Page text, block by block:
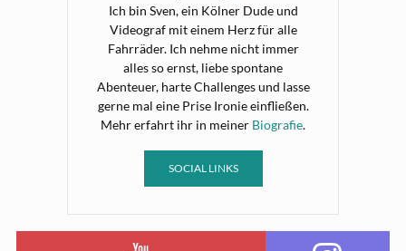
Ich bin Sven, ein Kölner Dude und
Videograf mit einem Herz für alle
Fahrräder. Ich nehme nicht immer
alles so ernst, liebe spontane
Abenteuer, harte Challenges und lasse
gerne mal eine Prise Ironie einfließen.
Mehr erfahrt ihr in meiner Biografie.
SOCIAL LINKS